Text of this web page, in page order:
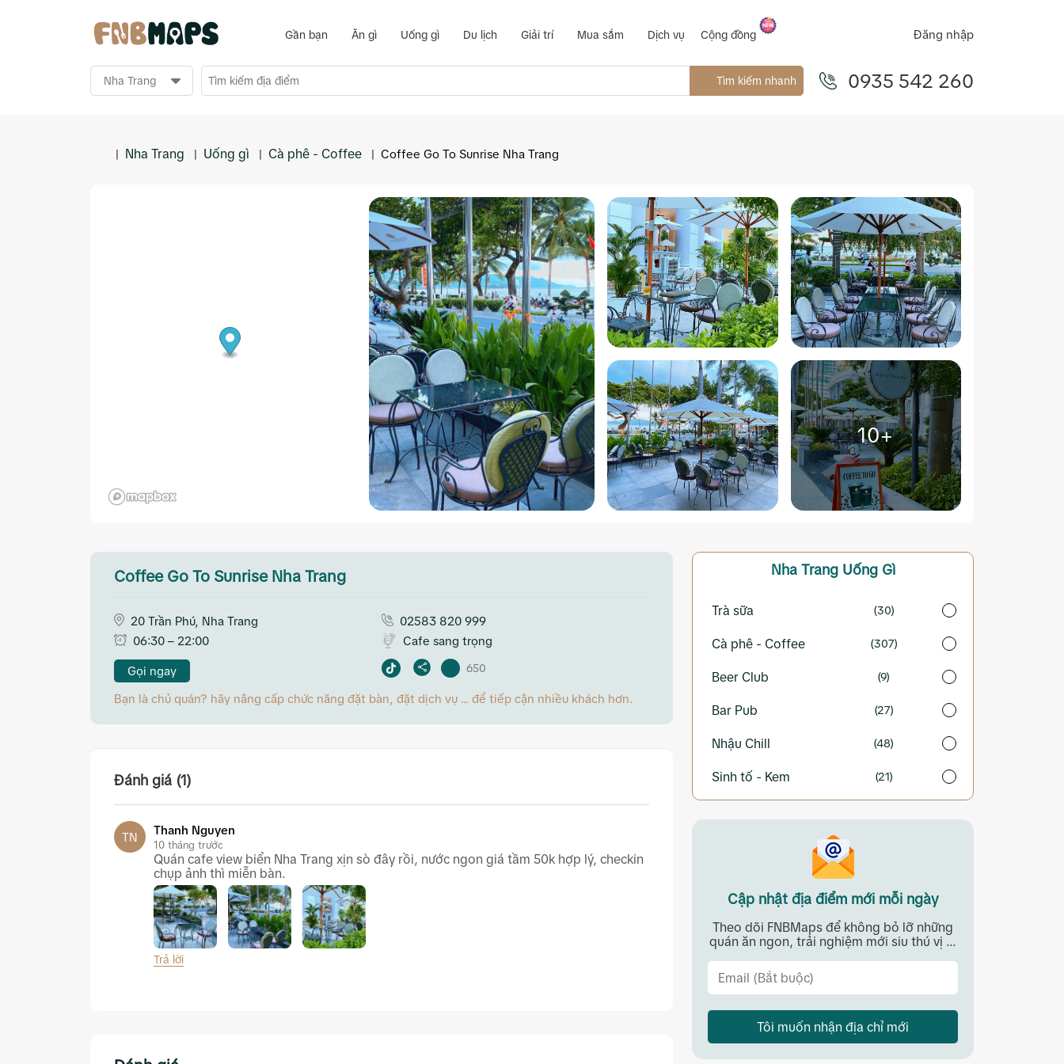
Gần bạn Ăn gì Uống gì Du lịch Giải trí Mua sắm Dịch vụ Cộng đồng Đăng nhập
Tìm kiếm nhanh 0935 542 260
| Nha Trang | Uống gì | Cà phê - Coffee | Coffee Go To Sunrise Nha Trang
10+
Coffee Go To Sunrise Nha Trang
20 Trần Phú, Nha Trang
02583 820 999
06:30 – 22:00
Cafe sang trọng
Gọi ngay 650
Bạn là chủ quán? hãy nâng cấp chức năng đặt bàn, đặt dịch vụ ... để tiếp cận nhiều khách hơn.
Đánh giá (1)
TN
Thanh Nguyen
10 tháng trước
Quán cafe view biển Nha Trang xịn sò đây rồi, nước ngon giá tầm 50k hợp lý, checkin
chụp ảnh thì miễn bàn.
Trả lời
Nha Trang Uống Gì
Trà sữa (30)
Cà phê - Coffee (307)
Beer Club (9)
Bar Pub (27)
Nhậu Chill (48)
Sinh tố - Kem (21)
Cập nhật địa điểm mới mỗi ngày
Theo dõi FNBMaps để không bỏ lỡ những
quán ăn ngon, trải nghiệm mới siu thú vị ...
Tôi muốn nhận địa chỉ mới